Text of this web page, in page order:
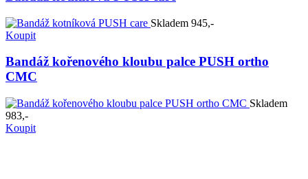
Skladem 945,-
Koupit
Bandáž kořenového kloubu palce PUSH ortho
CMC
Skladem
983,-
Koupit